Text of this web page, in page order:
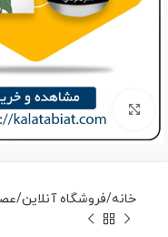
برای بزرگنمایی کلیک
خانه فروشگاه آنلاین